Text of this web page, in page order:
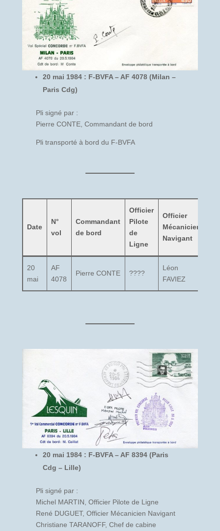
20 mai 1984 : F-BVFA – AF 4078 (Milan –
Paris Cdg)
Pli signé par :
Pierre CONTE, Commandant de bord
Pli transporté à bord du F-BVFA
Date
N°
vol
Commandant
de bord
Officier
Pilote
de
Ligne
Officier
Mécanicien
Navigant
20
mai
AF
4078
Pierre CONTE ????
Léon
FAVIEZ
20 mai 1984 : F-BVFA – AF 8394 (Paris
Cdg – Lille)
Pli signé par :
Michel MARTIN, Officier Pilote de Ligne
René DUGUET, Officier Mécanicien Navigant
Christiane TARANOFF, Chef de cabine